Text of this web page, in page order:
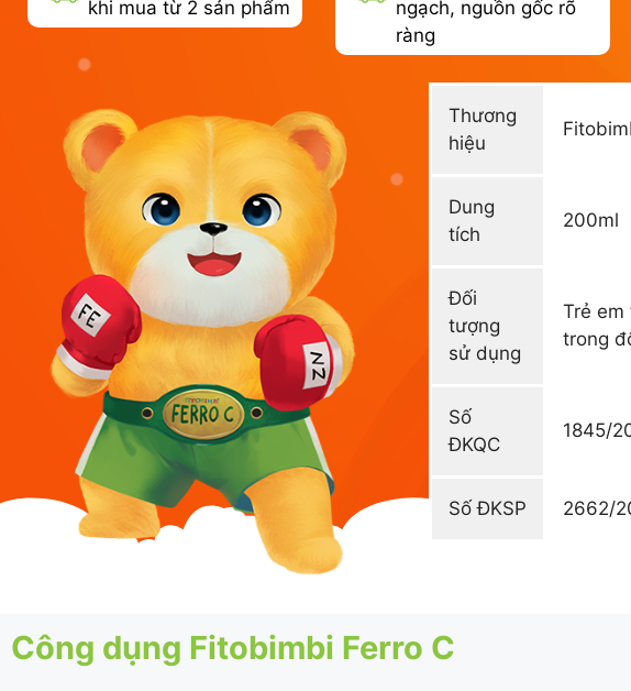
khi mua từ 2 sản phẩm
ngạch, nguồn gốc rõ
ràng
Thương
hiệu
Dung
tích
200ml
Đối
tượng
sử dụng
Trẻ
trong
Số
ĐKQC
1845/
Số ĐKSP 2662/
Công dụng Fitobimbi Ferro C